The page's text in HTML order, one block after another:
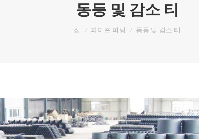
동등 및 감소 티
현재:
집 파이프 피팅 동등 및 감소 티